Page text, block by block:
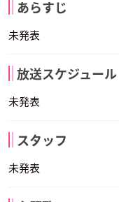
あらすじ
未発表
放送スケジュール
未発表
スタッフ
未発表